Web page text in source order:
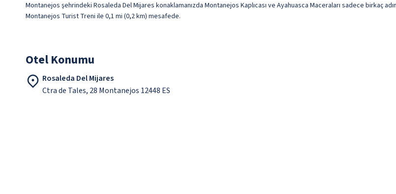
Montanejos şehrindeki Rosaleda Del Mijares konaklamanızda Montanejos Kaplıcası ve Ayahuasca Maceraları sadece birkaç
Montanejos Turist Treni ile 0,1 mi (0,2 km) mesafede.
Otel Konumu
Rosaleda Del Mijares
Ctra de Tales, 28 Montanejos 12448 ES